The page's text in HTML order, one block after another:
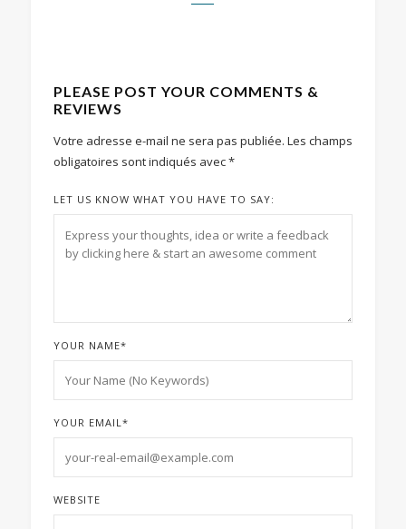
PLEASE POST YOUR COMMENTS &
REVIEWS
Votre adresse e-mail ne sera pas publiée. Les champs
obligatoires sont indiqués avec*
LET US KNOW WHAT YOU HAVE TO SAY:
YOUR NAME*
YOUR EMAIL*
WEBSITE